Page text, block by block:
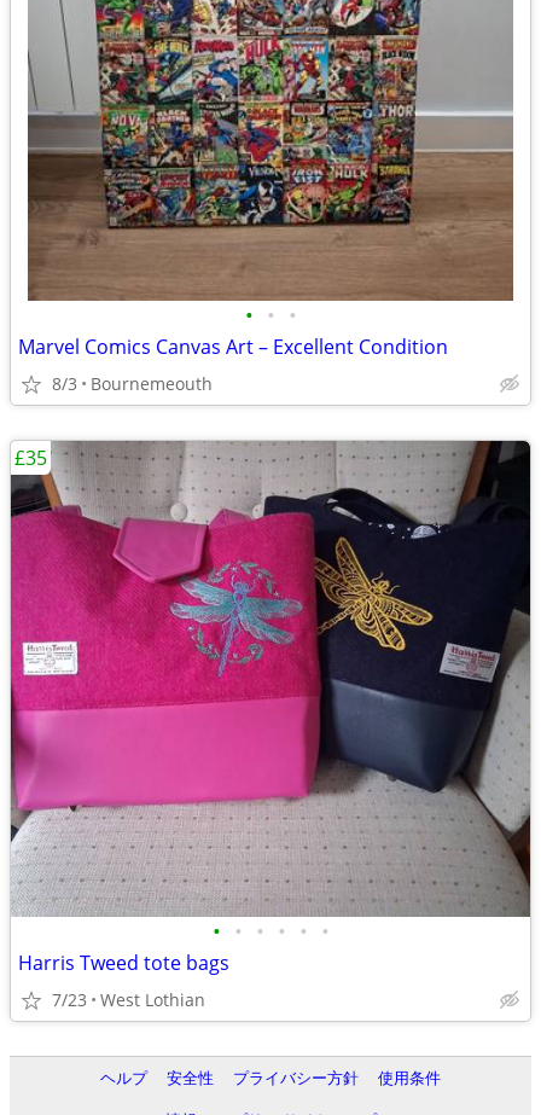
• • •
Marvel Comics Canvas Art – Excellent Condition
8/3 Bournemeouth
• • • • • •
Harris Tweed tote bags
7/23 West Lothian
£35
ヘルプ 安全性 プライバシー方針
使用条件